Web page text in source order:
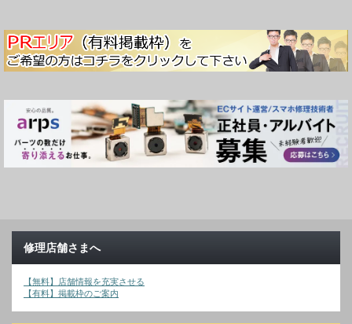
修理店舗さまへ
【無料】店舗情報を充実させる
【有料】掲載枠のご案内